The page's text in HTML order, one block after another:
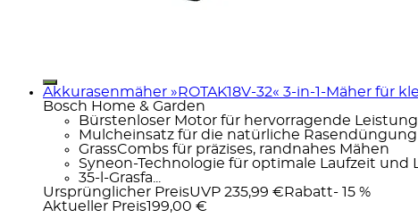
Akkurasenmäher »ROTAK18V-32« 3-in-1-Mäher für
Bosch Home & Garden
Bürstenloser Motor für hervorragende
Mulcheinsatz für die natürliche
GrassCombs für präzises, randnahes Mähen
Syneon-Technologie für optimale Laufzeit und
35-l-Grasfa...
Ursprünglicher PreisUVP 235,99 € Rabatt- 15 %
Aktueller Preis199,00 €